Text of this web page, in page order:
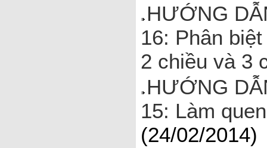
HƯỚNG
16: Phân
2 chiều và 3
HƯỚNG
15: Làm
(24/02/2014)